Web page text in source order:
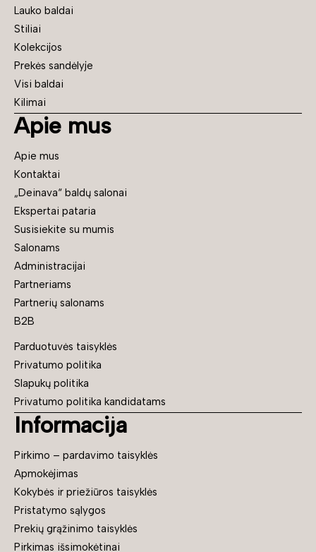
Lauko baldai
Stiliai
Kolekcijos
Prekės sandėlyje
Visi baldai
Kilimai
Apie mus
Apie mus
Kontaktai
„Deinava“ baldų salonai
Ekspertai pataria
Susisiekite su mumis
Salonams
Administracijai
Partneriams
Partnerių salonams
B2B
Parduotuvės taisyklės
Privatumo politika
Slapukų politika
Privatumo politika kandidatams
Informacija
Pirkimo – pardavimo taisyklės
Apmokėjimas
Kokybės ir priežiūros taisyklės
Pristatymo sąlygos
Prekių grąžinimo taisyklės
Pirkimas išsimokėtinai